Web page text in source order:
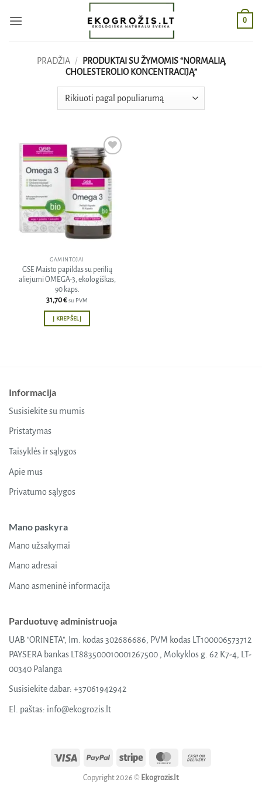
0
PRADŽIA /
PRODUKTAI SU ŽYMOMIS “NORMALIĄ
CHOLESTEROLIO KONCENTRACIJĄ”
Pridėti
į norų
sąrašą
GAMINTOJAI
GSE Maisto papildas su perilių
aliejumi OMEGA-3, ekologiškas,
90 kaps.
31,70€su PVM
Į KREPŠELĮ
Informacija
Susisiekite su mumis
Pristatymas
Taisyklės ir sąlygos
Apie mus
Privatumo sąlygos
Mano paskyra
Mano užsakymai
Mano adresai
Mano asmeninė informacija
Parduotuvę administruoja
UAB "ORINETA", Im. kodas 302686686, PVM kodas LT100006573712
PAYSERA bankas LT883500010001267500 , Mokyklos g. 62 K7-4, LT-
00340 Palanga
Susisiekite dabar: +37061942942
El. paštas: info@ekogrozis.lt
Visa PayPal Stripe MasterCard
Copyright 2026 © Ekogrozis.lt